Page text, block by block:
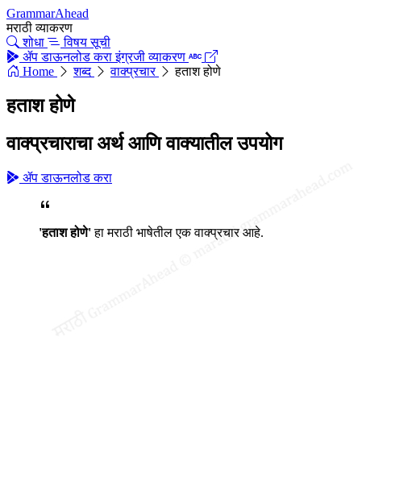
GrammarAhead
मराठी व्याकरण
शोधा
विषय सूची
ॲप डाऊनलोड करा इंग्रजी व्याकरण
Home
शब्द वाक्प्रचार हताश होणे
हताश होणे
वाक्प्रचाराचा अर्थ आणि वाक्यातील उपयोग
ॲप डाऊनलोड करा
'हताश होणे'हा मराठी भाषेतील एक वाक्प्रचार आहे.